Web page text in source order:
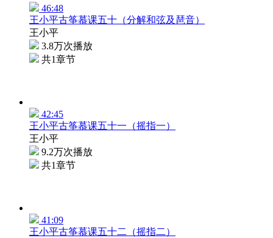
46:48
王小平古筝慕课五十（分解和弦及琶音）
王小平
3.8万次播放
共1章节
42:45
王小平古筝慕课五十一（摇指一）
王小平
9.2万次播放
共1章节
41:09
王小平古筝慕课五十二（摇指二）